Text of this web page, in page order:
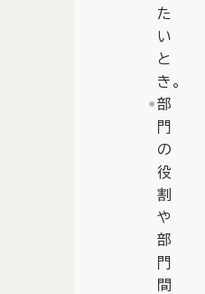
た
い
と
き。
部
門
の
役
割
や
部
門
間